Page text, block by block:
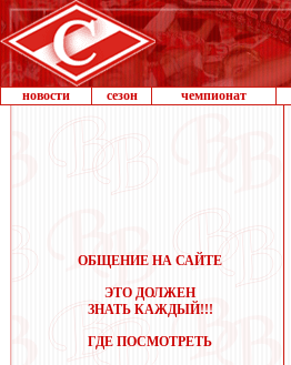
новости сезон чемпионат
ОБЩЕНИЕ НА САЙТЕ
ЭТО ДОЛЖЕН
ЗНАТЬ КАЖДЫЙ!!!
ГДЕ ПОСМОТРЕТЬ